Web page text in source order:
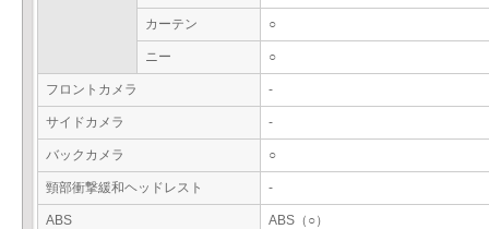
カーテン ○
ニー ○
フロントカメラ -
サイドカメラ -
バックカメラ ○
頸部衝撃緩和ヘッドレスト -
ABS ABS（○）